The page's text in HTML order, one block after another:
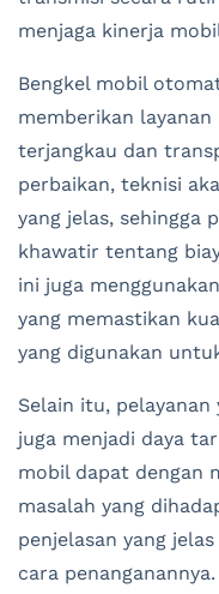
menjaga kinerja
Bengkel mobil
memberikan
terjangkau dan
perbaikan, teknisi
yang jelas, sehingga
khawatir tentang
ini juga menggunakan
yang memastikan
yang digunakan
Selain itu,
juga menjadi daya
mobil dapat dengan
masalah yang
penjelasan yang
cara